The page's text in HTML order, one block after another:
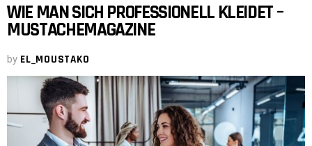
WIE MAN SICH PROFESSIONELL KLEIDET –
MUSTACHEMAGAZINE
by EL_MOUSTAKO